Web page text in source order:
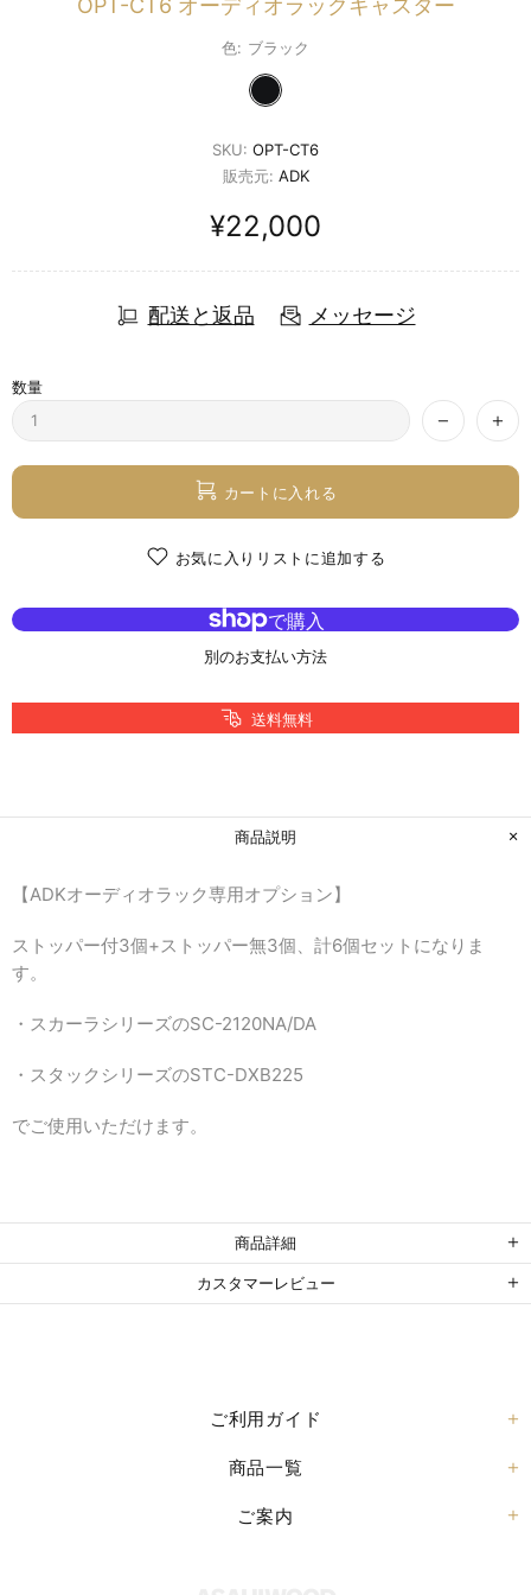
OPT-CT6 オーディオラックキャスター
色: ブラック
SKU: OPT-CT6
販売元: ADK
¥22,000
配送と返品 メッセージ
数量
カートに入れる
お気に入りリストに追加する
別のお支払い方法
送料無料
商品説明
【ADKオーディオラック専用オプション】
ストッパー付3個+ストッパー無3個、計6個セットになりま
す。
・スカーラシリーズのSC-2120NA/DA
・スタックシリーズのSTC-DXB225
でご使用いただけます。
商品詳細
カスタマーレビュー
ご利用ガイド
商品一覧
ご案内